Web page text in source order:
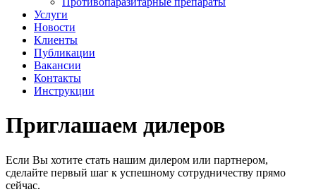
Услуги
Новости
Клиенты
Публикации
Вакансии
Контакты
Инструкции
Приглашаем дилеров
Если Вы хотите стать нашим дилером или партнером,
сделайте первый шаг к успешному сотрудничеству прямо
сейчас.